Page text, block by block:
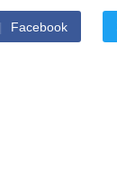
Facebook